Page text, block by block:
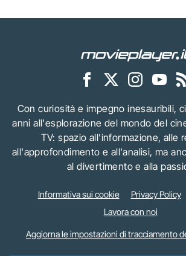
Con curiosità e impegno inesauribili,
anni all'esplorazione del mondo del
TV: spazio all'informazione, alle
all'approfondimento e all'analisi, ma
al divertimento e alla
Informativa sui cookie Privacy Policy
Lavora con noi
Aggiorna le impostazioni di tracciamento